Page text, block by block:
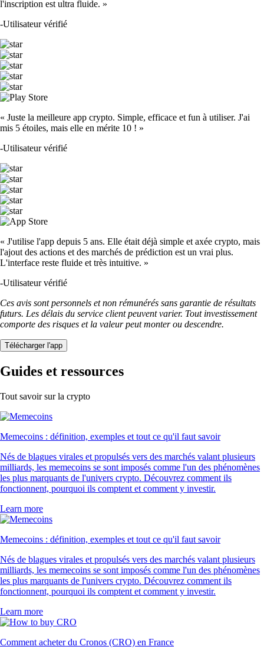
l'inscription est ultra fluide. »
-Utilisateur vérifié
« Juste la meilleure app crypto. Simple, efficace et fun à utiliser. J'ai
mis 5 étoiles, mais elle en mérite 10 ! »
-Utilisateur vérifié
« J'utilise l'app depuis 5 ans. Elle était déjà simple et axée crypto, mais
l'ajout des actions et des marchés de prédiction est un vrai plus.
L'interface reste fluide et très intuitive. »
-Utilisateur vérifié
Ces avis sont personnels et non rémunérés sans garantie de résultats
futurs. Les délais du service client peuvent varier. Tout investissement
comporte des risques et la valeur peut monter ou descendre.
Télécharger l'app
Guides et ressources
Tout savoir sur la crypto
Memecoins : définition, exemples et tout ce qu'il faut savoir
Nés de blagues virales et propulsés vers des marchés valant plusieurs
milliards, les memecoins se sont imposés comme l'un des phénomènes
les plus marquants de l'univers crypto. Découvrez comment ils
fonctionnent, pourquoi ils comptent et comment y investir.
Learn more
Memecoins : définition, exemples et tout ce qu'il faut savoir
Nés de blagues virales et propulsés vers des marchés valant plusieurs
milliards, les memecoins se sont imposés comme l'un des phénomènes
les plus marquants de l'univers crypto. Découvrez comment ils
fonctionnent, pourquoi ils comptent et comment y investir.
Learn more
Comment acheter du Cronos (CRO) en France